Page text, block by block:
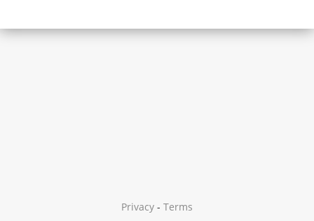
Privacy - Terms